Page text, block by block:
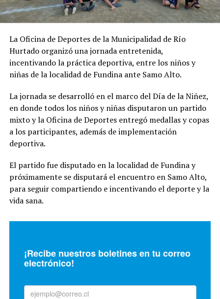
La Oficina de Deportes de la Municipalidad de Río
Hurtado organizó una jornada entretenida,
incentivando la práctica deportiva, entre los niños y
niñas de la localidad de Fundina ante Samo Alto.
La jornada se desarrolló en el marco del Día de la Niñez,
en donde todos los niños y niñas disputaron un partido
mixto y la Oficina de Deportes entregó medallas y copas
a los participantes, además de implementación
deportiva.
El partido fue disputado en la localidad de Fundina y
próximamente se disputará el encuentro en Samo Alto,
para seguir compartiendo e incentivando el deporte y la
vida sana.